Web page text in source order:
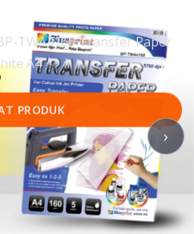
TWA4160 Transfer Paper
A4
PRODUK
›